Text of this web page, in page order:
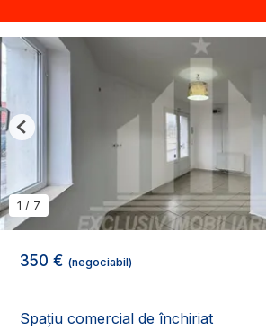
350 € (negociabil)
Spațiu comercial de închiriat
1 / 7
Previous